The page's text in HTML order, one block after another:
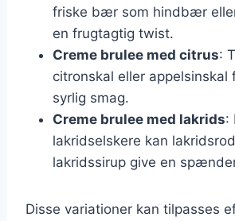
friske bær som hindbær
en frugtagtig twist.
Creme brulee med citrus:
citronskal eller appelsinskal
syrlig smag.
Creme brulee med lakrids:
lakridselskere kan
lakridssirup give en
Disse variationer kan tilpasses